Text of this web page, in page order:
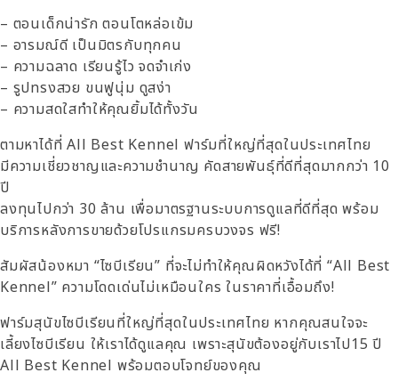
– ตอนเด็กน่ารัก ตอนโตหล่อเข้ม
– อารมณ์ดี เป็นมิตรกับทุกคน
– ความฉลาด เรียนรู้ไว จดจำเก่ง
– รูปทรงสวย ขนฟูนุ่ม ดูสง่า
– ความสดใสทำให้คุณยิ้มได้ทั้งวัน
ตามหาได้ที่ All Best Kennel ฟาร์มที่ใหญ่ที่สุดในประเทศไทย
มีความเชี่ยวชาญและความชำนาญ คัดสายพันธ์ุที่ดีที่สุดมากกว่า 10
ปี
ลงทุนไปกว่า 30 ล้าน เพื่อมาตรฐานระบบการดูแลที่ดีที่สุด พร้อม
บริการหลังการขายด้วยโปรแกรมครบวงจร ฟรี!
สัมผัสน้องหมา “ไซบีเรียน” ที่จะไม่ทำให้คุณผิดหวังได้ที่ “All Best
Kennel” ความโดดเด่นไม่เหมือนใคร ในราคาที่เอื้อมถึง!
ฟาร์มสุนัขไซบีเรียนที่ใหญ่ที่สุดในประเทศไทย หากคุณสนใจจะ
เลี้ยงไซบีเรียน ให้เราได้ดูแลคุณ เพราะสุนัขต้องอยู่กับเราไป15 ปี
All Best Kennel พร้อมตอบโจทย์ของคุณ